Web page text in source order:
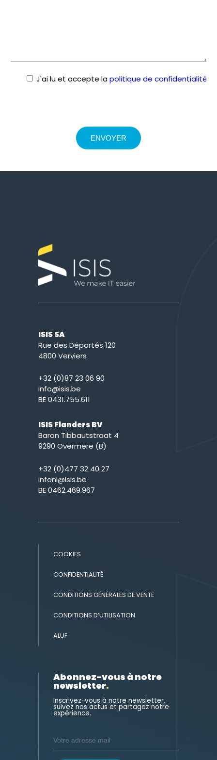
J'ai lu et accepte lapolitique de confidentialité
ISIS SA
Rue des Déportés 120
4800 Verviers
+32 (0)87 23 06 90
info@isis.be
BE 0431.755.611
ISIS Flanders BV
Baron Tibbautstraat 4
9290 Overmere (B)
+32 (0)477 32 40 27
infonl@isis.be
BE 0462.469.967
COOKIES
CONFIDENTIALITÉ
CONDITIONS GÉNÉRALES DE VENTE
CONDITIONS D’UTILISATION
ALUF
Abonnez-vous à notre
newsletter.
Inscrivez-vous à notre newsletter,
suivez nos actus et partagez notre
expérience.